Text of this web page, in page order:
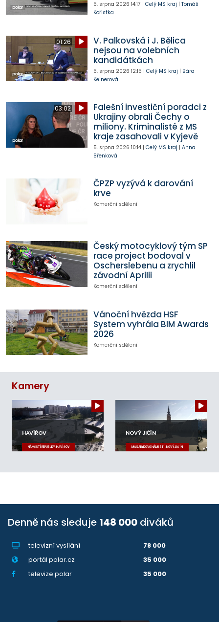
5. srpna 2026 14:17 | Celý MS kraj | Tomáš
Kořistka
01:26
V. Palkovská i J. Bělica
nejsou na volebních
kandidátkách
5. srpna 2026 12:15 | Celý MS kraj | Bára
Kelnerová
03:02
Falešní investiční poradci z
Ukrajiny obrali Čechy o
miliony. Kriminalisté z MS
kraje zasahovali v Kyjevě
5. srpna 2026 10:14| Celý MS kraj | Anna
Břenková
ČPZP vyzývá k darování
krve
Komerční sdělení
Český motocyklový tým SP
race project bodoval v
Oscherslebenu a zrychlil
závodní Aprilii
Komerční sdělení
Vánoční hvězda HSF
System vyhrála BIM Awards
2026
Komerční sdělení
Kamery
HAVÍŘOV
NÁMĚSTÍ REPUBLIKY, HAVÍŘOV
NOVÝ JIČÍN
MASARYKOVO NÁMĚSTÍ, NOVÝ JIČÍN
Denně nás sleduje 148 000 diváků
televizní vysílání
78 000
portál polar.cz
35 000
televize.polar
35 000